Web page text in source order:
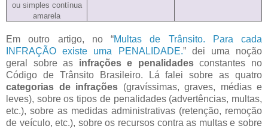
ou simples contínua
amarela
Em outro artigo, no “Multas de Trânsito. Para cada
INFRAÇÃO existe uma PENALIDADE.” dei uma noção
geral sobre as infrações e penalidadesconstantes no
Código de Trânsito Brasileiro. Lá falei sobre as quatro
categorias de infrações (gravíssimas, graves, médias e
leves), sobre os tipos de penalidades (advertências, multas,
etc.), sobre as medidas administrativas (retenção, remoção
de veículo, etc.), sobre os recursos contra as multas e sobre